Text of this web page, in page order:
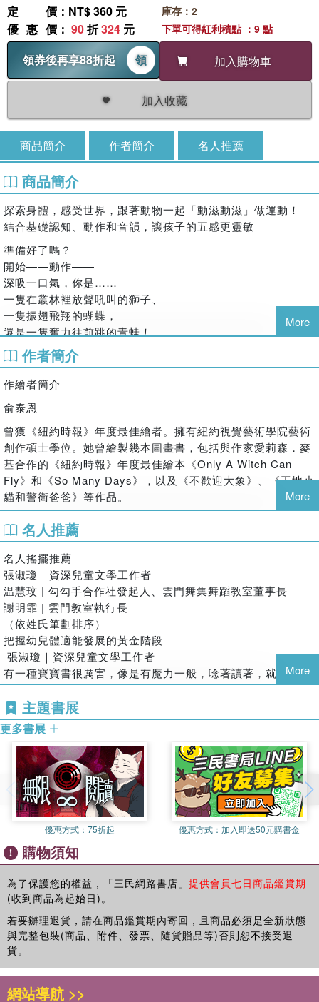
定價 ：NT$ 360 元
優惠價 ： 90折324 元
領券後再享88折起
領 加入購物車
加入收藏
庫存：2
下單可得紅利積點 ：9 點
商品簡介 作者簡介 名人推薦
商品簡介
探索身體，感受世界，跟著動物一起「動滋動滋」做運動！
結合基礎認知、動作和音韻，讓孩子的五感更靈敏
準備好了嗎？
開始——動作——
深吸一口氣，你是……
一隻在叢林裡放聲吼叫的獅子、
一隻振翅飛翔的蝴蝶，
還是一隻奮力往前跳的青蛙！
讓親子一起享受伸展肢體的樂趣，
在趣味律動中，培養孩子身、心、靈的平衡發展！
★ 首刷限量加贈【雲門教室優惠體驗券】（使用規範洽詢全臺
雲門教室）
★ 吸引幼兒觀察動物特性，模仿動物動作，進而了解如何運用
自己的肢體。
★ 透過閱讀和引導，能增進幼兒指令接收的能力，發展手眼協
調，促進感覺統合。
★ 不只是繪本！更是有效幫助父母、幼師把握孩子體適能發展
黃金階段的絕佳工具。研究指出，3-6歲是幼兒的神經系統發
展最發達的時期，幼兒在此時期的大小肌肉、平衡感若能得到
完全的訓練，將對孩子的身心發展產生正面的影響。
國外好評
★ 美國亞馬遜網路書店4.8顆星好評推薦
★ 美國《紐約時報》專文介紹；美國《出版人週刊》、《學校
圖書館期刊》、《書單》雜誌強力推薦
More
作者簡介
作繪者簡介
俞泰恩
曾獲《紐約時報》年度最佳繪者。擁有紐約視覺藝術學院藝術
創作碩士學位。她曾繪製幾本圖畫書，包括與作家愛莉森．麥
基合作的《紐約時報》年度最佳繪本《Only A Witch Can
Fly》和《So Many Days》，以及《不歡迎大象》、《工地小
貓和警衛爸爸》等作品。
譯者簡介
許嘉諾
輔大英文系畢，從事編輯工作超過二十年。對人好奇、愛聽故
事，現為獨立書店「好朋友書店」店主。
More
名人推薦
名人搖擺推薦
張淑瓊｜資深兒童文學工作者
温慧玟 | 勾勾手合作社發起人、雲門舞集舞蹈教室董事長
謝明霏 | 雲門教室執行長
（依姓氏筆劃排序）
把握幼兒體適能發展的黃金階段
張淑瓊｜資深兒童文學工作者
有一種寶寶書很厲害，像是有魔力一般，唸著讀著，就會讓人
不安分，手啊腳啊屁股啊都會很癢，想要動一動，這種書最適
合和○~六歲的孩子分享，不但眼睛看畫面、耳朵聽故事，還會
跟著書上的引導，全身上下一起參與。我們今天要來介紹幾本
這種會讓孩子想要動手動腳的寶寶書！
《你是一頭獅子！：跟著動物們一起做運動》就是一本在家裡
或是在幼兒園裡都可以快樂享受的身體律動圖畫書！獅子、貓
咪、狗狗，還有青蛙和蝴蝶，他們都是怎樣擺動身體的呢？透
過文字簡單清楚的引導「坐下，坐在你的腳後跟上。雙手放在
膝蓋上，伸出舌頭！現在你是......一頭獅子！」，讓孩子想像
自己就是一隻在森林裡吼叫的森林之王。在跟著動物們做運動
的過程中，一方面培養孩子們的觀察力，引發他們的好奇心，
跟著書上的引導，活動筋骨、伸展肢體，還可以把書裡的動物
主角們延伸串接成一個自創的故事，想像親子一起像動物一樣
在森林裡吼叫遊逛。這本書裡最棒的部分是，內容不但有肢體
伸展跳動，最後還有躺下來安靜放鬆的安排，讓孩子體會到身
體可動可靜，和在動靜之間的調節和自由。
身體學會的，誰也拿不走
温慧玟 | 勾勾手合作社發起人、雲門舞集舞蹈教室董事長
坐在腳後跟，雙手放膝上，伸出舌頭，就是一隻獅子，是叢林
More
主題書展
更多書展
優惠方式： 75折起 優惠方式： 加入即送50元購書金
購物須知
為了保護您的權益，「三民網路書店」 提供會員七日商品鑑賞期
(收到商品為起始日)。
若要辦理退貨，請在商品鑑賞期內寄回，且商品必須是全新狀態
與完整包裝(商品、附件、發票、隨貨贈品等)否則恕不接受退
貨。
網站導航 >>